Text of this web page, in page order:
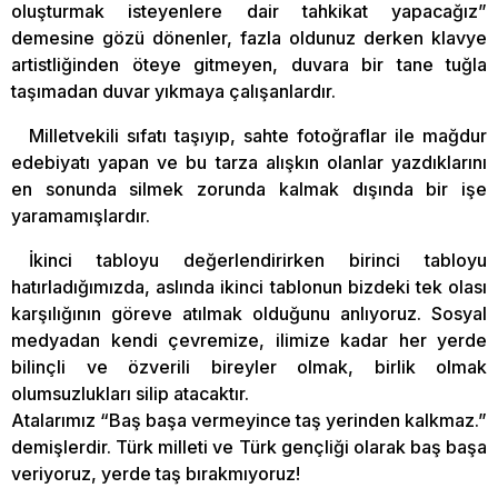
oluşturmak isteyenlere dair tahkikat yapacağız”
demesine gözü dönenler, fazla oldunuz derken klavye
artistliğinden öteye gitmeyen, duvara bir tane tuğla
taşımadan duvar yıkmaya çalışanlardır.
Milletvekili sıfatı taşıyıp, sahte fotoğraflar ile mağdur
edebiyatı yapan ve bu tarza alışkın olanlar yazdıklarını
en sonunda silmek zorunda kalmak dışında bir işe
yaramamışlardır.
İkinci tabloyu değerlendirirken birinci tabloyu
hatırladığımızda, aslında ikinci tablonun bizdeki tek olası
karşılığının göreve atılmak olduğunu anlıyoruz. Sosyal
medyadan kendi çevremize, ilimize kadar her yerde
bilinçli ve özverili bireyler olmak, birlik olmak
olumsuzlukları silip atacaktır.
Atalarımız “Baş başa vermeyince taş yerinden kalkmaz.”
demişlerdir. Türk milleti ve Türk gençliği olarak baş başa
veriyoruz, yerde taş bırakmıyoruz!